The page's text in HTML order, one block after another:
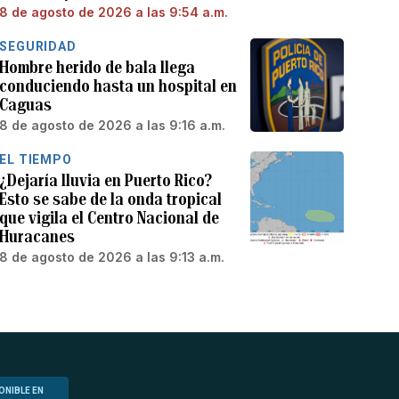
8 de agosto de 2026 a las 9:54 a.m.
SEGURIDAD
Hombre herido de bala llega
conduciendo hasta un hospital en
Caguas
8 de agosto de 2026 a las 9:16 a.m.
EL TIEMPO
¿Dejaría lluvia en Puerto Rico?
Esto se sabe de la onda tropical
que vigila el Centro Nacional de
Huracanes
8 de agosto de 2026 a las 9:13 a.m.
EN